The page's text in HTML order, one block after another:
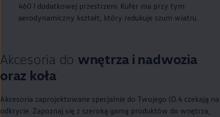
460 l dodatkowej przestrzeni. Kufer ma przy tym
aerodynamiczny kształt, który redukuje szum wiatru.
Akcesoria do wnętrza i nadwozia
oraz koła
Akcesoria zaprojektowane specjalnie do Twojego ID.4 czekają na
odkrycie. Zapoznaj się z szeroką gamą produktów do wnętrza,